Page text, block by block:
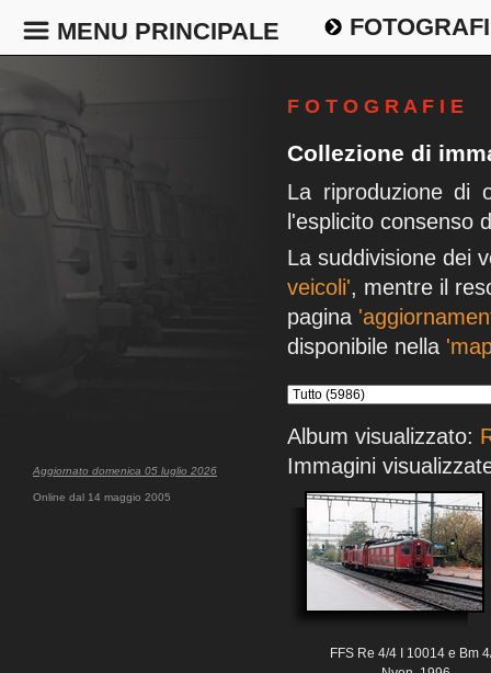
MENU PRINCIPALE
Aggiornato domenica 05 luglio 2026
Online dal 14 maggio 2005
F O T O G R A F I E
Collezione di
La riproduzione di
l'esplicito consenso
La suddivisione dei
veicoli', mentre il
pagina
disponibile nella
Album visualizzato:
Immagini
FFS Re 4/4 I 10014 e Bm